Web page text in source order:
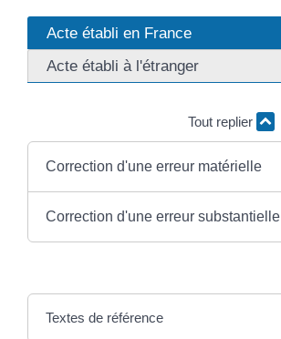
Acte établi en France
Acte établi à l'étranger
Tout replier
Correction d'une erreur matérielle
Correction d'une erreur substantielle
Textes de référence